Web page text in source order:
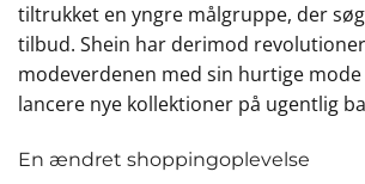
tiltrukket en yngre målgruppe, der
tilbud. Shein har derimod
modeverdenen med sin hurtige
lancere nye kollektioner på ugentlig
En ændret shoppingoplevelse